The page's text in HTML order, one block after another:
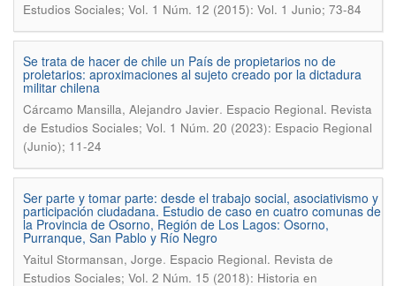
Estudios Sociales; Vol. 1 Núm. 12 (2015): Vol. 1 Junio; 73-84
Se trata de hacer de chile un País de propietarios no de
proletarios: aproximaciones al sujeto creado por la dictadura
militar chilena
Cárcamo Mansilla, Alejandro Javier. Espacio Regional. Revista
de Estudios Sociales; Vol. 1 Núm. 20 (2023): Espacio Regional
(Junio); 11-24
Ser parte y tomar parte: desde el trabajo social, asociativismo y
participación ciudadana. Estudio de caso en cuatro comunas de
la Provincia de Osorno, Región de Los Lagos: Osorno,
Purranque, San Pablo y Río Negro
Yaitul Stormansan, Jorge. Espacio Regional. Revista de
Estudios Sociales; Vol. 2 Núm. 15 (2018): Historia en